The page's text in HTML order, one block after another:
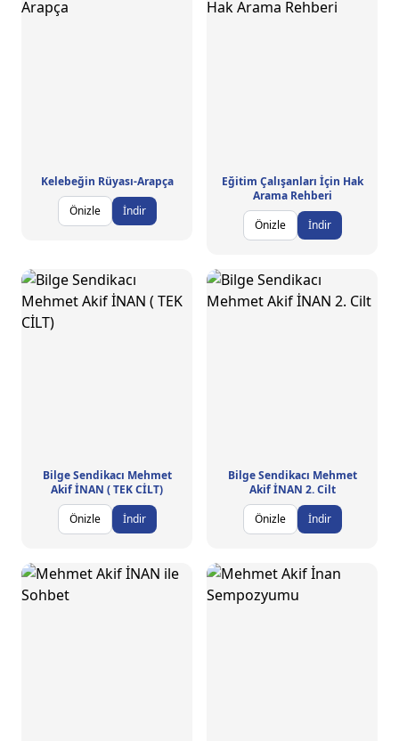
Kelebeğin Rüyası-Arapça
Önizle
İndir
Eğitim Çalışanları İçin Hak
Arama Rehberi
Önizle
İndir
Bilge Sendikacı Mehmet
Akif İNAN ( TEK CİLT)
Önizle
İndir
Bilge Sendikacı Mehmet
Akif İNAN 2. Cilt
Önizle
İndir